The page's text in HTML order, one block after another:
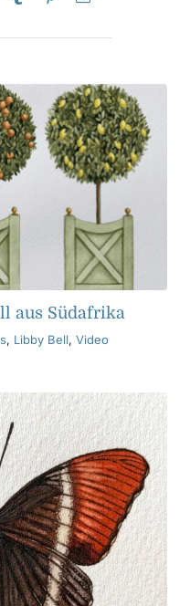
aus Südafrika
, Libby Bell, Video